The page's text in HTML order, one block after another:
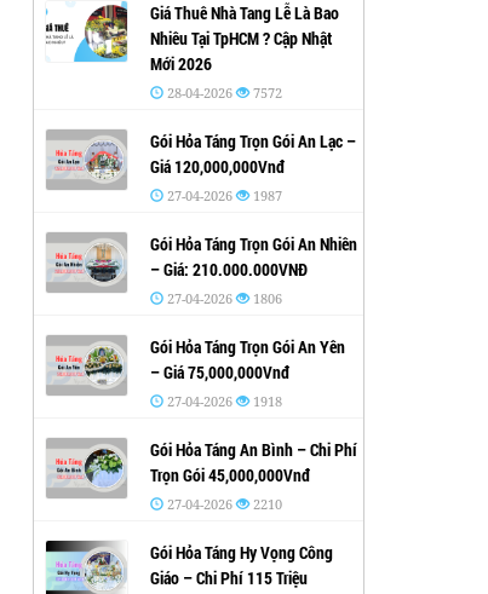
Giá Thuê Nhà Tang Lễ Là Bao
Nhiêu Tại TpHCM ? Cập Nhật
Mới 2026
28-04-2026 7572
Gói Hỏa Táng Trọn Gói An Lạc –
Giá 120,000,000Vnđ
27-04-2026 1987
Gói Hỏa Táng Trọn Gói An Nhiên
– Giá: 210.000.000VNĐ
27-04-2026 1806
Gói Hỏa Táng Trọn Gói An Yên
– Giá 75,000,000Vnđ
27-04-2026 1918
Gói Hỏa Táng An Bình – Chi Phí
Trọn Gói 45,000,000Vnđ
27-04-2026 2210
Gói Hỏa Táng Hy Vọng Công
Giáo – Chi Phí 115 Triệu